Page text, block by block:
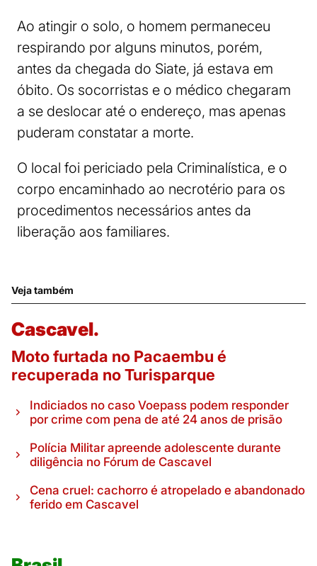
Ao atingir o solo, o homem permaneceu
respirando por alguns minutos, porém,
antes da chegada do Siate, já estava em
óbito. Os socorristas e o médico chegaram
a se deslocar até o endereço, mas apenas
puderam constatar a morte.
O local foi periciado pela Criminalística, e o
corpo encaminhado ao necrotério para os
procedimentos necessários antes da
liberação aos familiares.
Veja também
Cascavel.
Moto furtada no Pacaembu é
recuperada no Turisparque
Indiciados no caso Voepass podem responder
por crime com pena de até 24 anos de prisão
Polícia Militar apreende adolescente durante
diligência no Fórum de Cascavel
Cena cruel: cachorro é atropelado e abandonado
ferido em Cascavel